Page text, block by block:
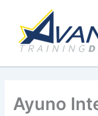
contenido
Ayuno